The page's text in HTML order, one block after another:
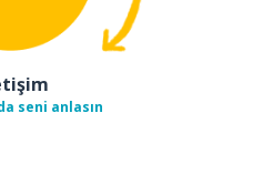
seni anlasın